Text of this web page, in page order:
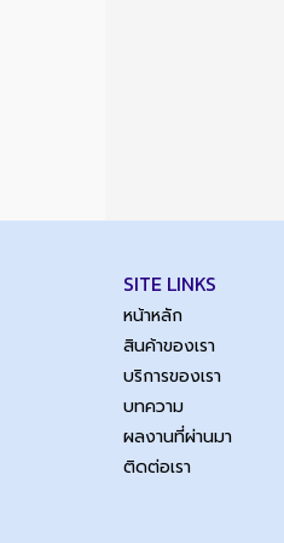
SITE LINKS
หน้าหลัก
สินค้าของเรา
บริการของเรา
บทความ
ผลงานที่ผ่านมา
ติดต่อเรา